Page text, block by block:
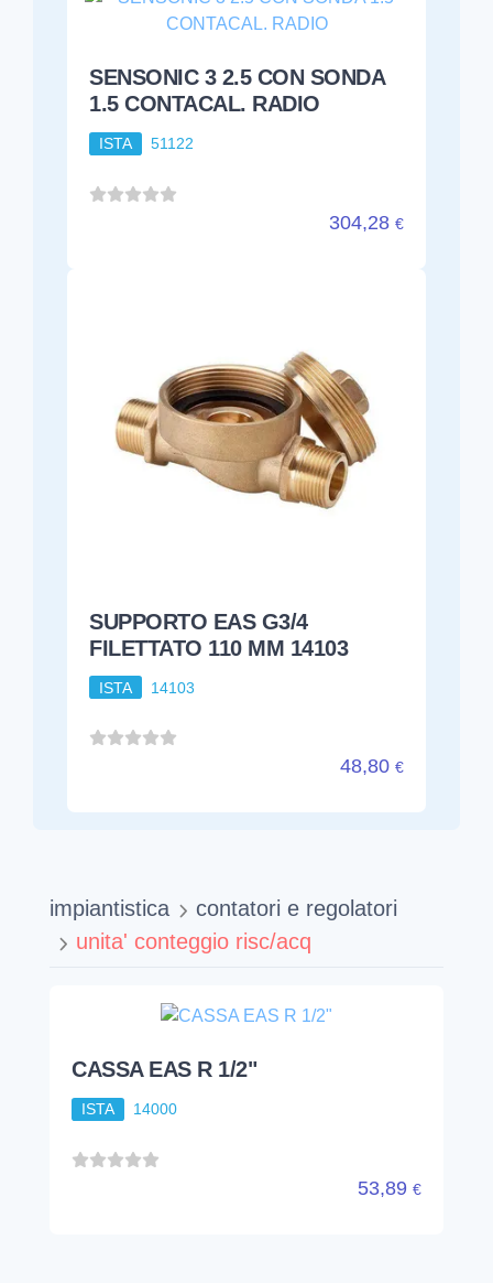
SENSONIC 3 2.5 CON SONDA
1.5 CONTACAL. RADIO
ISTA 51122
304,28 €
SUPPORTO EAS G3/4
FILETTATO 110 MM 14103
ISTA 14103
48,80 €
impiantistica
contatori e regolatori
unita' conteggio risc/acq
CASSA EAS R 1/2"
ISTA 14000
53,89 €